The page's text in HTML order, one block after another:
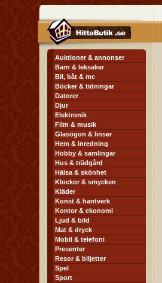
Auktioner & annonser
Barn & leksaker
Bil, båt & mc
Böcker & tidningar
Datorer
Djur
Elektronik
Film & musik
Glasögon & linser
Hem & inredning
Hobby & samlingar
Hus & trädgård
Hälsa & skönhet
Klockor & smycken
Kläder
Konst & hantverk
Kontor & ekonomi
Ljud & bild
Mat & dryck
Mobil & telefoni
Presenter
Resor & biljetter
Spel
Sport